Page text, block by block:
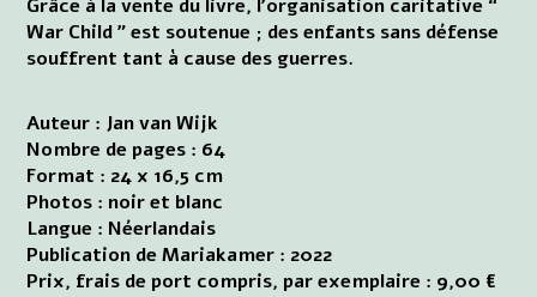
Grâce à la vente du livre, l'organisation caritative “
War Child ” est soutenue ; des enfants sans défense
souffrent tant à cause des guerres.
Auteur : Jan van Wijk
Nombre de pages : 64
Format : 24 x 16,5 cm
Photos : noir et blanc
Langue : Néerlandais
Publication de Mariakamer : 2022
Prix, frais de port compris, par exemplaire : 9,00 €